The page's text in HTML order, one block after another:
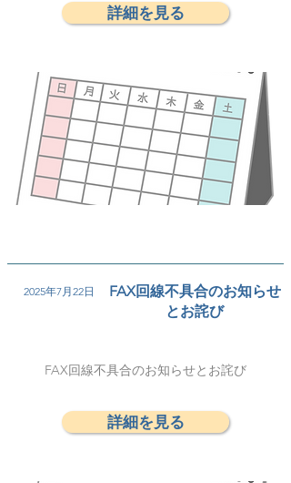
詳細を見る
2025年7月22日
FAX回線不具合のお知らせ
とお詫び
FAX回線不具合のお知らせとお詫び
詳細を見る